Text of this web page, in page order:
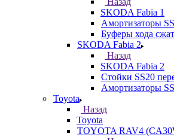
SKODA Fabia 1
Амортизаторы
Буферы хода
SKODA Fabia 2
Назад
SKODA Fabia 2
Стойки SS20
Амортизаторы
Toyota
Назад
Toyota
TOYOTA RAV4